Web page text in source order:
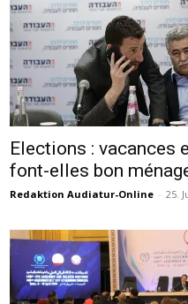
Elections : vacances
font-elles bon
Redaktion Audiatur-Online - 25.